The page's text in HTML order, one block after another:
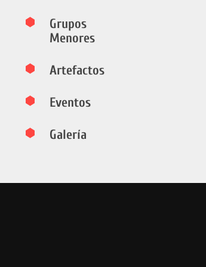
Grupos
Menores
Artefactos
Eventos
Galería